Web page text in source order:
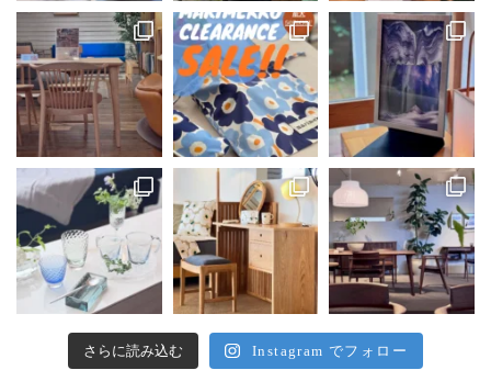
さらに読み込む Instagram でフォロー